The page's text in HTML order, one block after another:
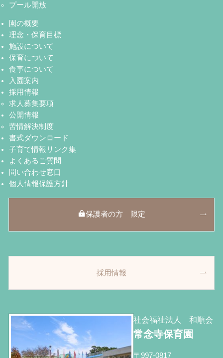
プール開放
園の概要
理念・保育目標
施設について
保育について
食事について
入園案内
採用情報
求人募集要項
公開情報
苦情解決制度
書式ダウンロード
子育て情報リンク集
よくあるご質問
問い合わせ窓口
個人情報保護方針
保護者の方 限定
採用情報
社会福祉法人 和順会
常念寺保育園
〒997-0817